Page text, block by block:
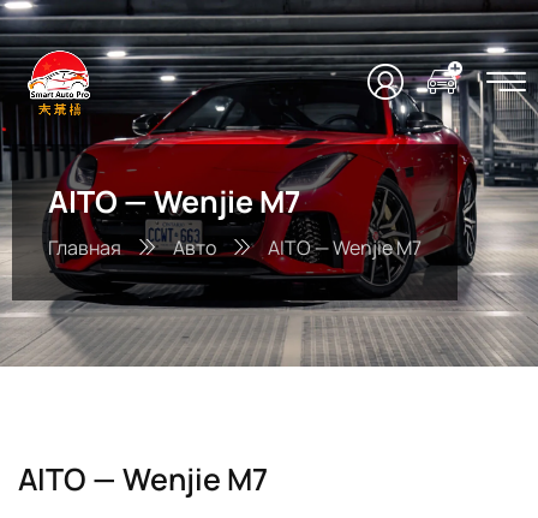
AITO — Wenjie M7
Главная Авто AITO — Wenjie M7
AITO — Wenjie M7